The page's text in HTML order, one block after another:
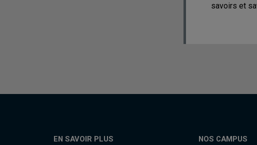
savoirs et
EN SAVOIR PLUS NOS CAMPUS